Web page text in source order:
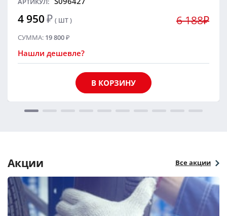
4 950₽ ( ШТ ) 6 188₽
СУММА: 19 800₽
Нашли дешевле?
В КОРЗИНУ
Акции Все акции